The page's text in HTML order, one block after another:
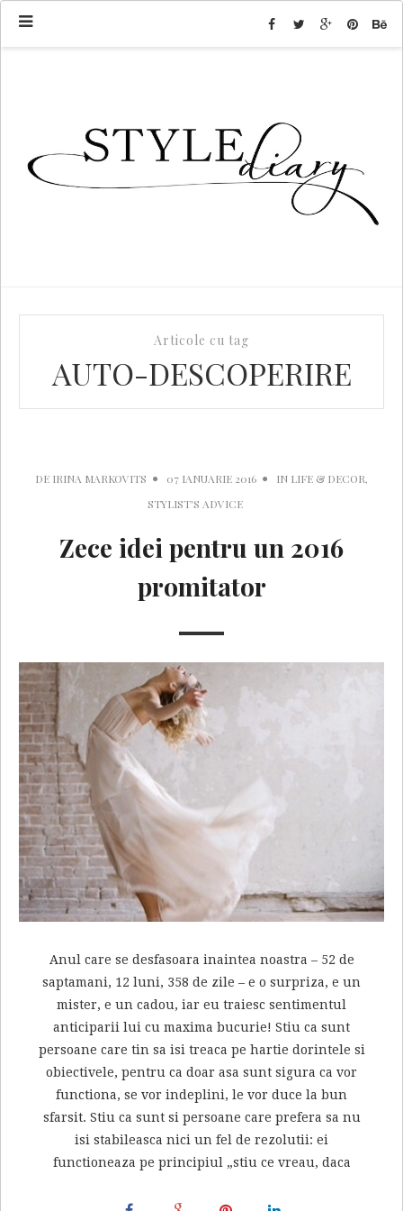
Articole cu tag
AUTO-DESCOPERIRE
DE IRINA MARKOVITS 07 IANUARIE 2016 IN LIFE & DECOR,
STYLIST'S ADVICE
Zece idei pentru un 2016
promitator
Anul care se desfasoara inaintea noastra – 52 de
saptamani, 12 luni, 358 de zile – e o surpriza, e un
mister, e un cadou, iar eu traiesc sentimentul
anticiparii lui cu maxima bucurie! Stiu ca sunt
persoane care tin sa isi treaca pe hartie dorintele si
obiectivele, pentru ca doar asa sunt sigura ca vor
functiona, se vor indeplini, le vor duce la bun
sfarsit. Stiu ca sunt si persoane care prefera sa nu
isi stabileasca nici un fel de rezolutii: ei
functioneaza pe principiul „stiu ce vreau, daca